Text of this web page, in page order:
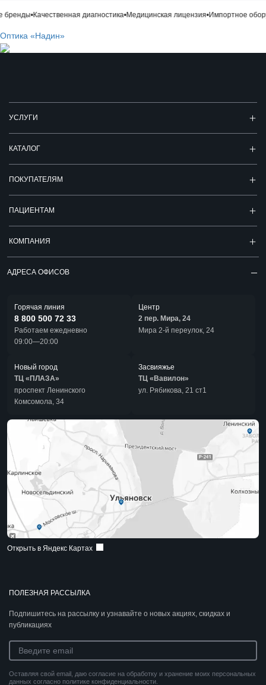
•Качественная диагностика•Медицинская лицензия•Импортное
Оптика «Надин»
ПОЛЕЗНАЯ РАССЫЛКА
Подпишитесь на рассылку и узнавайте о новых акциях, скидках и
публикациях
Оставляя свой email, даю согласие на обработку и хранение моих персональных
данных согласно политике конфиденциальности.
УСЛУГИ
КАТАЛОГ
ПОКУПАТЕЛЯМ
ПАЦИЕНТАМ
КОМПАНИЯ
АДРЕСА ОФИСОВ
Горячая линия
8 800 500 72 33
Работаем ежедневно
09:00—20:00
Центр
2 пер. Мира, 24
Мира 2-й переулок, 24
Новый город
ТЦ «ПЛАЗА»
проспект Ленинского
Комсомола, 34
Засвияжье
ТЦ «Вавилон»
ул. Рябикова, 21 ст1
Открыть в Яндекс Картах